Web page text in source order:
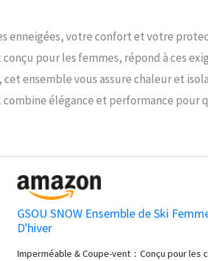
enneigées, votre confort et votre
pour les femmes, répond à ces
ensemble vous assure chaleur et
élégance et performance pour
GSOU SNOW Ensemble de Ski
D'hiver
Imperméable & Coupe-vent：Conçu pour